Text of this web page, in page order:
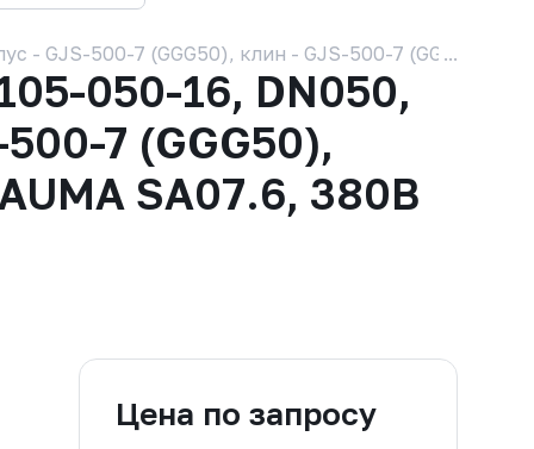
GJS-500-7 (GGG50), клин - GJS-500-7 (GGG50),
050-16, DN050,
7 (GGG50),
SA07.6, 380В
Цена по запросу